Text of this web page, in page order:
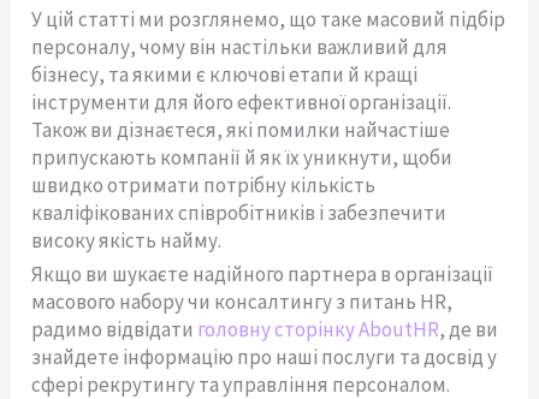
У цій статті ми розглянемо, що таке масовий підбір
персоналу, чому він настільки важливий для
бізнесу, та якими є ключові етапи й кращі
інструменти для його ефективної організації.
Також ви дізнаєтеся, які помилки найчастіше
припускають компанії й як їх уникнути, щоби
швидко отримати потрібну кількість
кваліфікованих співробітників і забезпечити
високу якість найму.
Якщо ви шукаєте надійного партнера в організації
масового набору чи консалтингу з питань HR,
радимо відвідати головну сторінку AboutHR, де ви
знайдете інформацію про наші послуги та досвід у
сфері рекрутингу та управління персоналом.